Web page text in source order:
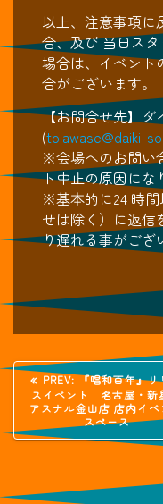
以上、注意事項に
合、及び 当日ス
場合は、イベント
合がございます。
【お問合せ先】ダ
(toiawase@daiki-
※会場へのお問い
ト中止の原因にな
※基本的に24 時
せは除く）に返信
り遅れる事がござ
投
稿
ナ
PREV:過
去
の
投
稿:
『唱和百年』リ
スイベント 名古屋・新
アスナル金山店 店内イベ
スペース